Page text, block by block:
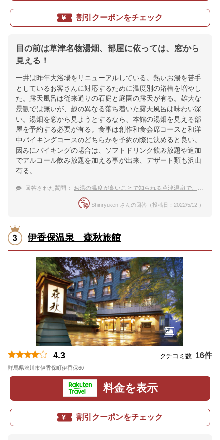
割引クーポンをチェック
目の前は草津名物湯畑、部屋に依っては、窓から
見える！
一井は昨年大浴場をリニューアルしている。熱いお湯を苦手
としているお客さんに対応するために温度別の浴槽を増やし
た。露天風呂は従来通りの石庭と庭園の露天が有る。雄大な
景観では無いが、趣の異なる落ち着いた露天風呂は味わい深
い。湯畑を窓から見ようとするなら、本館の湯畑を見える部
屋を予約する必要が有る。食事は創作和食会席コースと和洋
中バイキングコースのどちらかを予約の際に決めると良い。
因みにバイキングの場合は、ソフトドリンク飲み放題や追加
でアルコール飲み放題を加える事が出来、デザート類も沢山
有る。
回答された質問： お湯の温度が高いことで知られる草津温泉で、温泉が満喫できるおすすめの宿はどこ？
Shinryuken さんの回答（投稿日：2022/5/12 ）
伊香保温泉 森秋旅館
4.3 クチコミ数 :16件
群馬県渋川市伊香保町伊香保60
料金を表示
割引クーポンをチェック